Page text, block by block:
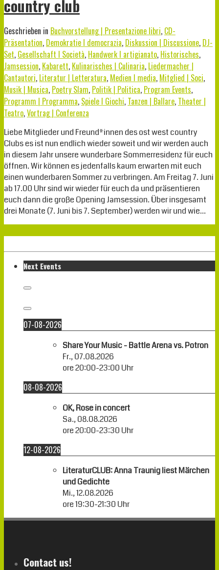
country club
Geschrieben in Buchvorstellung | Presentazione libri, CD-
Präsentation, Demokratie I democrazia, Diskussion | Discussione, DJ-
Set, Gesellschaft I Società, Handwerk I artigianato, Historisches,
Jamsession, Kabarett, Kulinarisches | Culinaria, Liedermacher |
Cantautori, Literatur | Letteratura, Medien I media, Mitglied | Soci,
Musik | Musica, Poetry Slam, Politik | Politica, Program Events,
Programm | Programma, Spiele I Giochi, Tanzen | Ballare, Theater |
Teatro,Vortrag | Conferenza
Liebe Mitglieder und Freund*innen des ost west country
Clubs es ist nun endlich wieder soweit und wir werden auch
in diesem Jahr unsere wunderbare Sommerresidenz für euch
öffnen. Wir können es jedenfalls kaum erwarten mit euch
einen wunderbaren Sommer zu verbringen. Am Freitag 7. Juni
ab 17.00 Uhr sind wir wieder für euch da und präsentieren
euch dann die große Opening Jamsession. Über insgesamt
drei Monate (7. Juni bis 7. September) werden wir und wie…
Next Events
07-08-2026
Share Your Music - Battle Arena vs. Potron
Fr., 07.08.2026
ore20:00-23:00 Uhr
08-08-2026
OK, Rose in concert
Sa., 08.08.2026
ore20:00-23:30 Uhr
12-08-2026
LiteraturCLUB: Anna Traunig liest Märchen
und Gedichte
Mi., 12.08.2026
ore19:30-21:30 Uhr
Contact us!